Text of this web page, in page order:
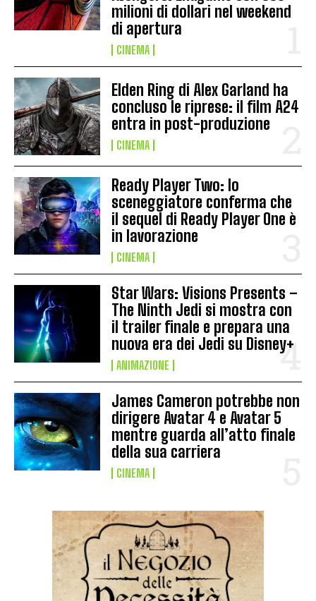
milioni di dollari nel weekend
di apertura
CINEMA
Elden Ring di Alex Garland ha
concluso le riprese: il film A24
entra in post-produzione
CINEMA
Ready Player Two: lo
sceneggiatore conferma che
il sequel di Ready Player One è
in lavorazione
CINEMA
Star Wars: Visions Presents –
The Ninth Jedi si mostra con
il trailer finale e prepara una
nuova era dei Jedi su Disney+
ANIMAZIONE
James Cameron potrebbe non
dirigere Avatar 4 e Avatar 5
mentre guarda all’atto finale
della sua carriera
CINEMA